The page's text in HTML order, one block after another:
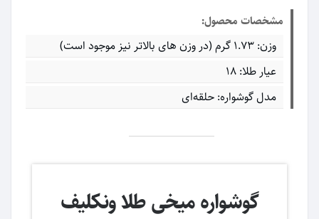
مشخصات محصول:
وزن: ۱.۷۳ گرم (در وزن های بالاتر نیز موجود است)
عیار طلا: ۱۸
مدل گوشواره: حلقه‌ای
گوشواره میخی طلا ونکلیف